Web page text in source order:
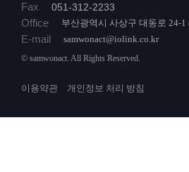
Fax 051-312-2233
Office 부산광역시 사상구 대동로 24-1
E-mail samwonact@iolink.co.kr
© samwonact. All Rights Reserved.
이용약관 개인정보 처리 방침